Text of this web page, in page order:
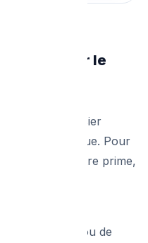
pour éviter le
voir son dossier
ou technique. Pour
valide votre prime,
:
interdit
à chaleur ou de